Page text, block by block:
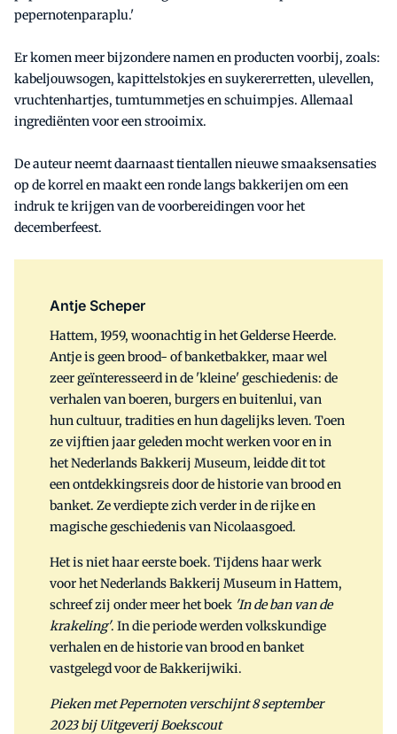
pepernotenparaplu.'
Er komen meer bijzondere namen en producten voorbij, zoals:
kabeljouwsogen, kapittelstokjes en suykererretten, ulevellen,
vruchtenhartjes, tumtummetjes en schuimpjes. Allemaal
ingrediënten voor een strooimix.
De auteur neemt daarnaast tientallen nieuwe smaaksensaties
op de korrel en maakt een ronde langs bakkerijen om een
indruk te krijgen van de voorbereidingen voor het
decemberfeest.
Antje Scheper
Hattem, 1959, woonachtig in het Gelderse Heerde.
Antje is geen brood- of banketbakker, maar wel
zeer geïnteresseerd in de 'kleine' geschiedenis: de
verhalen van boeren, burgers en buitenlui, van
hun cultuur, tradities en hun dagelijks leven. Toen
ze vijftien jaar geleden mocht werken voor en in
het Nederlands Bakkerij Museum, leidde dit tot
een ontdekkingsreis door de historie van brood en
banket. Ze verdiepte zich verder in de rijke en
magische geschiedenis van Nicolaasgoed.
Het is niet haar eerste boek. Tijdens haar werk
voor het Nederlands Bakkerij Museum in Hattem,
schreef zij onder meer het boek 'In de ban van de
krakeling'. In die periode werden volkskundige
verhalen en de historie van brood en banket
vastgelegd voor de Bakkerijwiki.
Pieken met Pepernoten verschijnt 8 september
2023 bij Uitgeverij Boekscout